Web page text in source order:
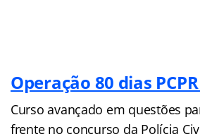
Operação 80 dias PCPR
Curso avançado em questões
frente no concurso da Polícia